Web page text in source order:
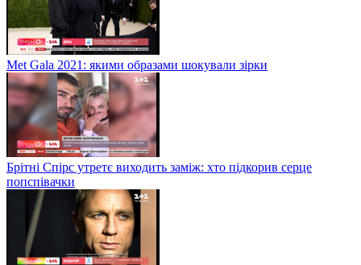
Met Gala 2021: якими образами шокували зірки
Брітні Спірс утретє виходить заміж: хто підкорив серце
попспівачки